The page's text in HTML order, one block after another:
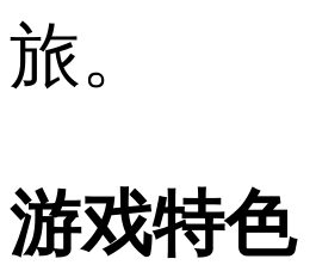
旅。
游戏特色